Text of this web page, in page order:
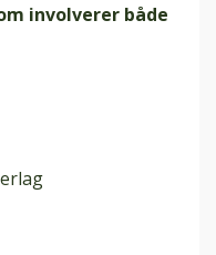
involverer både